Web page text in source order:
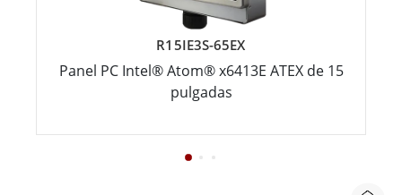
R15IE3S-65EX
Panel PC Intel® Atom® x6413E ATEX de 15
pulgadas